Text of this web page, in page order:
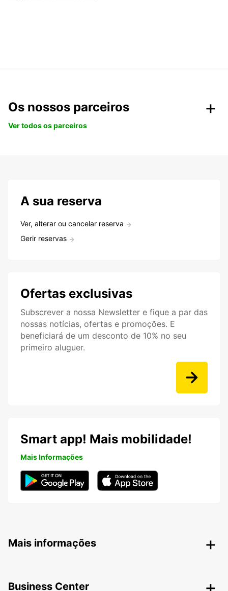
Os nossos parceiros
Ver todos os parceiros
A sua reserva
Ver, alterar ou cancelar reserva
Gerir reservas
Ofertas exclusivas
Subscrever a nossa Newsletter e fique a par das
nossas notícias, ofertas e promoções. E
beneficiará de um desconto de 10% no seu
primeiro aluguer.
Smart app! Mais mobilidade!
Mais Informações
Mais informações
Business Center